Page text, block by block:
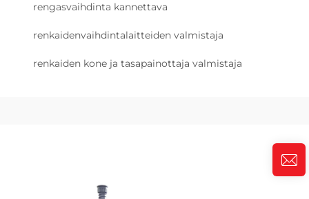
rengasvaihdinta kannettava
renkaidenvaihdintalaitteiden valmistaja
renkaiden kone ja tasapainottaja valmistaja